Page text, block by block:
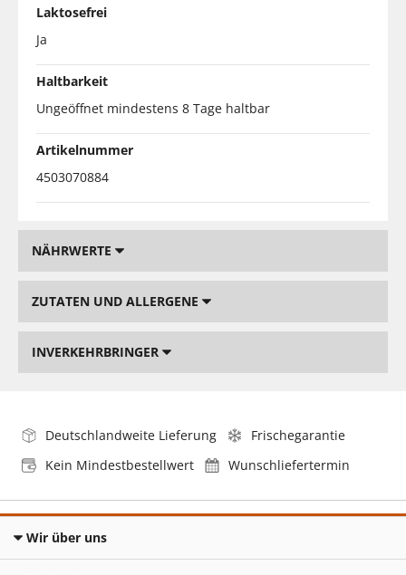
Laktosefrei
Ja
Haltbarkeit
Ungeöffnet mindestens 8 Tage haltbar
Artikelnummer
4503070884
NÄHRWERTE
ZUTATEN UND ALLERGENE
INVERKEHRBRINGER
Deutschlandweite Lieferung
Frischegarantie
Kein Mindestbestellwert
Wunschliefertermin
Wir über uns